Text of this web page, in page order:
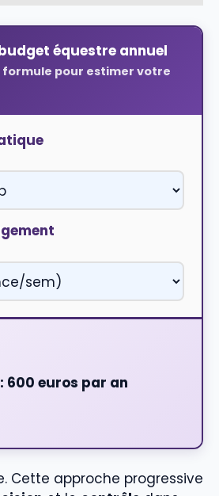
équestre annuel
formule pour estimer votre
600 euros par an
Cette approche progressive